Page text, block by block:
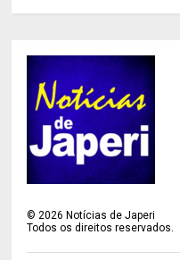
©2026 Notícias de Japeri
Todos os direitos reservados.